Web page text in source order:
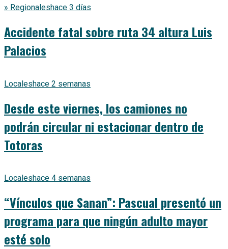
» Regionaleshace 3 días
Accidente fatal sobre ruta 34 altura Luis
Palacios
Localeshace 2 semanas
Desde este viernes, los camiones no
podrán circular ni estacionar dentro de
Totoras
Localeshace 4 semanas
“Vínculos que Sanan”: Pascual presentó un
programa para que ningún adulto mayor
esté solo